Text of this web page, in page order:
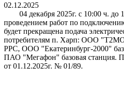
02.12.2025
04 декабря 2025г. с 10:00 ч. до
проведением работ по
будет прекращена подача
потребителям п. Харп: ООО
РРС, ООО "Екатеринбург-2000"
ПАО "Мегафон" базовая
от 01.12.2025г. № 01/89.